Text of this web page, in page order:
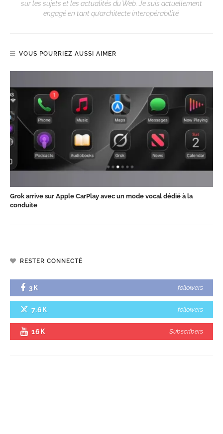
sur les sujets et les actualités du Web. Je suis actuellement
engagé en tant qu’architecte interopérabilité.
VOUS POURRIEZ AUSSI AIMER
Grok arrive sur Apple CarPlay avec un mode vocal dédié à la
conduite
RESTER CONNECTÉ
3K followers
7.6K followers
16K Subscribers